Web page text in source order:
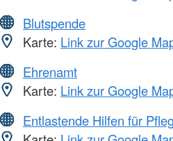
Blutspende
Karte: Link zur Google
Ehrenamt
Karte: Link zur Google
Entlastende Hilfen für